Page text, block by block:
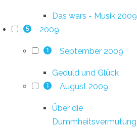
Das wars - Musik 2009
5 2009
1 September 2009
Geduld und Glück
1 August 2009
Über die
Dummheitsvermutung